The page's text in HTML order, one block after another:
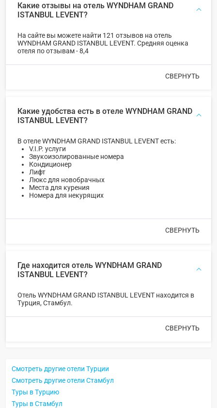
Какие отзывы на отель WYNDHAM GRAND
ISTANBUL LEVENT?
На сайте вы можете найти 121 отзывов на отель
WYNDHAM GRAND ISTANBUL LEVENT. Средняя оценка
отеля по отзывам - 8,4
СВЕРНУТЬ
Какие удобства есть в отеле WYNDHAM GRAND
ISTANBUL LEVENT?
В отеле WYNDHAM GRAND ISTANBUL LEVENT есть:
V.I.P. услуги
Звукоизолированные номера
Кондиционер
Лифт
Люкс для новобрачных
Места для курения
Номера для некурящих
СВЕРНУТЬ
Где находится отель WYNDHAM GRAND
ISTANBUL LEVENT?
Отель WYNDHAM GRAND ISTANBUL LEVENT находится в
Турция, Стамбул.
СВЕРНУТЬ
Смотреть другие отели Турции
Смотреть другие отели Стамбул
Туры в Турцию
Туры в Стамбул